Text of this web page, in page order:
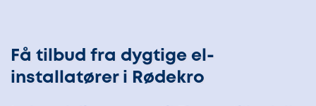
Få tilbud fra dygtige el-
installatører i Rødekro